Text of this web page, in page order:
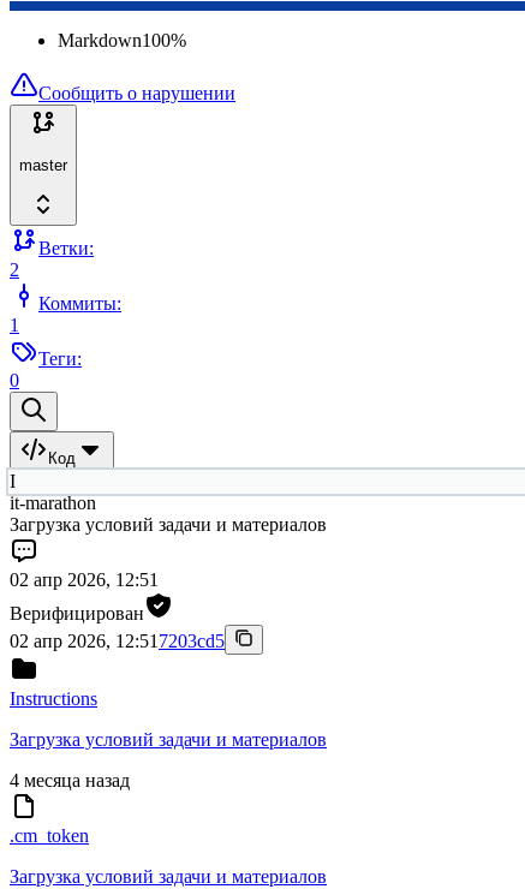
Markdown100%
Сообщить о нарушении
master
Ветки:
2
Коммиты:
1
Теги:
0
Код
I
it-marathon
Загрузка условий задачи и материалов
02 апр 2026, 12:51
Верифицирован
02 апр 2026, 12:51 7203cd5
Instructions
Загрузка условий задачи и материалов
4 месяца назад
.cm_token
Загрузка условий задачи и материалов